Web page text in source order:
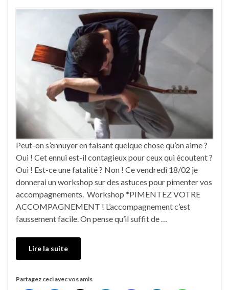
Peut-on s’ennuyer en faisant quelque chose qu’on aime ?
Oui ! Cet ennui est-il contagieux pour ceux qui écoutent ?
Oui ! Est-ce une fatalité ? Non ! Ce vendredi 18/02 je
donnerai un workshop sur des astuces pour pimenter vos
accompagnements. Workshop *PIMENTEZ VOTRE
ACCOMPAGNEMENT ! L’accompagnement c’est
faussement facile. On pense qu’il suffit de …
Lire la suite
Partagez ceci avec vos amis